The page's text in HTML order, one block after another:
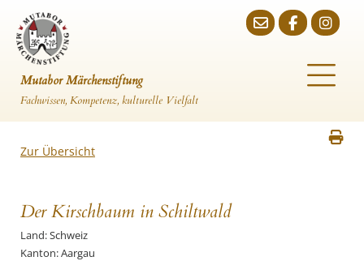
Mutabor Märchenstiftung
Fachwissen, Kompetenz, kulturelle Vielfalt
Zur Übersicht
Der Kirschbaum in Schiltwald
Land: Schweiz
Kanton: Aargau